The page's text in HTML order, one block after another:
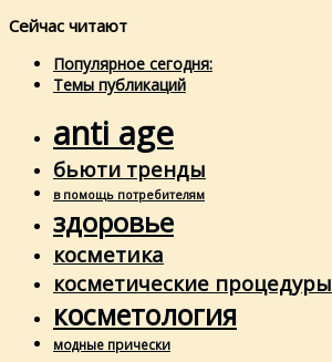
Сейчас читают
Популярное сегодня:
Темы публикаций
anti age
бьюти тренды
в помощь потребителям
здоровье
косметика
косметические процедуры
косметология
модные прически